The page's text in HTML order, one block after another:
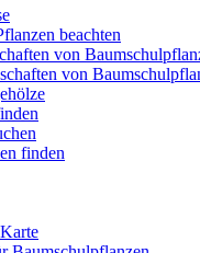
beachten
von
von
finden